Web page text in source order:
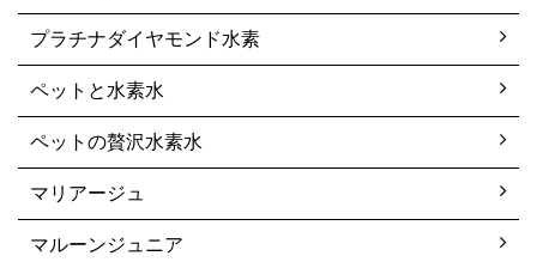
プラチナダイヤモンド水素
ペットと水素水
ペットの贅沢水素水
マリアージュ
マルーンジュニア